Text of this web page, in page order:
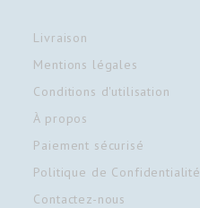
Livraison
Mentions légales
Conditions d'utilisation
À propos
Paiement sécurisé
Politique de Confidentialité
Contactez-nous